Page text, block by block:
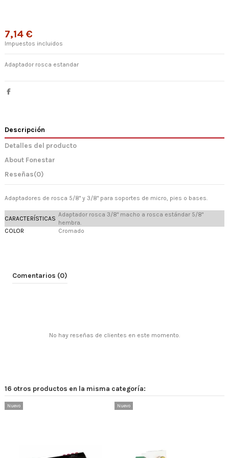
7,14 €
Impuestos incluidos
Adaptador rosca estandar
Descripción
Detalles del producto
About Fonestar
Reseñas(0)
Adaptadores de rosca 5/8" y 3/8" para soportes de micro, pies o bases.
CARACTERÍSTICAS
Adaptador rosca 3/8" macho a rosca estándar 5/8"
hembra.
COLOR
Cromado
Comentarios (0)
No hay reseñas de clientes en este momento.
16 otros productos en la misma categoría:
Nuevo Nuevo